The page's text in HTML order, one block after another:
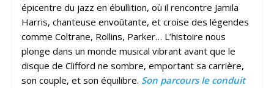
épicentre du jazz en ébullition, où il rencontre Jamila
Harris, chanteuse envoûtante, et croise des légendes
comme Coltrane, Rollins, Parker… L’histoire nous
plonge dans un monde musical vibrant avant que le
disque de Clifford ne sombre, emportant sa carrière,
son couple, et son équilibre. Son parcours le conduit